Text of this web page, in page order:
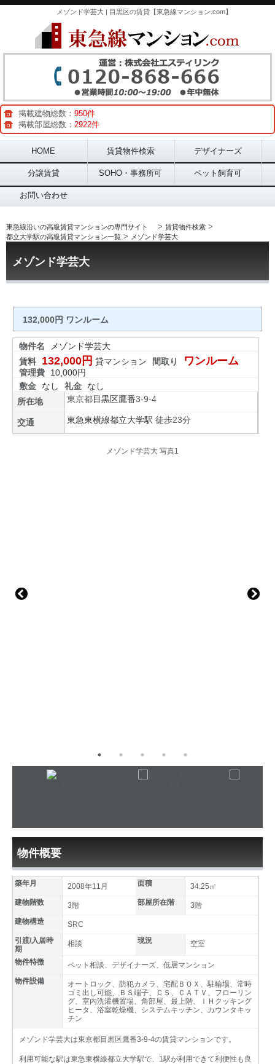
メゾンド学芸大 | 目黒区の賃貸【東急線マンション.com】
掲載建物総数： 950件
掲載部屋総数： 2922件
Main menu
HOME 賃貸物件検索 デザイナーズ
分譲賃貸 SOHO・事務所可 ペット飼育可
お問い合わせ
東急線沿いの高級賃貸マンションの専門サイト > 賃貸物件検索 >
都立大学駅の高級賃貸マンション一覧 > メゾンド学芸大
メゾンド学芸大
132,000円 ワンルーム
物件名
メゾンド学芸大
賃料
132,000円 貸マンション 間取り ワンルーム
管理費
10,000円
敷金
なし 礼金
なし
所在地
東京都目黒区鷹番3-9-4
交通 東急東横線都立大学駅 徒歩23分
物件概要
築年月 2008年11月 面積
34.25㎡
建物階数
3階 部屋所在階
3階
建物構造
SRC
引渡/入居時
期
相談 現況 空室
物件特徴
ペット相談、デザイナーズ、低層マンション
物件設備
オートロック、防犯カメラ、宅配ＢＯＸ、駐輪場、常時
ゴミ出し可能、ＢＳ端子、ＣＳ、ＣＡＴＶ、フローリン
グ、室内洗濯機置場、角部屋、最上階、ＩＨクッキング
ヒータ、浴室乾燥機、システムキッチン、カウンタキッ
チン
メゾンド学芸大は東京都目黒区鷹番3-9-4の賃貸マンションです。
利用可能な駅は東急東横線都立大学駅で、1駅が利用できて利便性も良